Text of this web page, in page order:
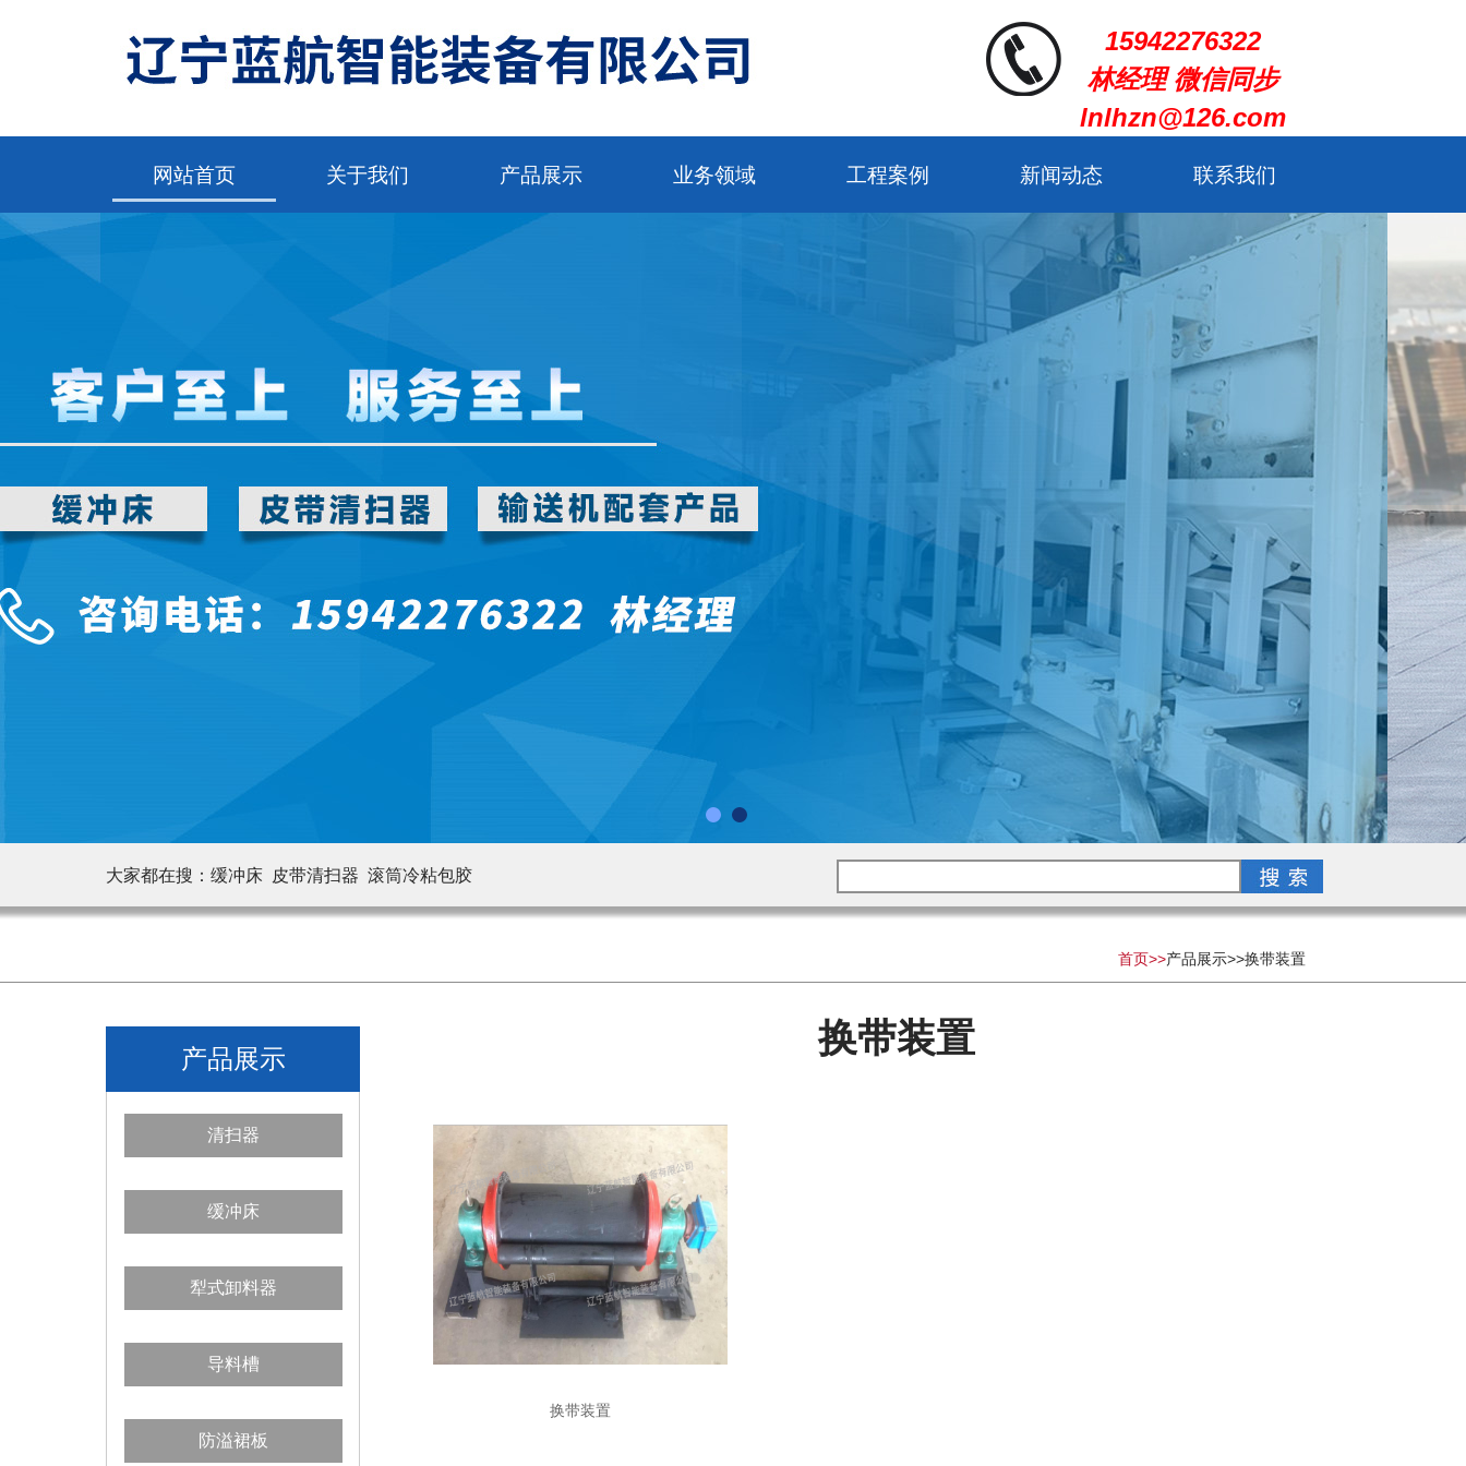
15942276322
林经理 微信同步
lnlhzn@126.com
网站首页 关于我们 产品展示 业务领域 工程案例 新闻动态 联系我们
大家都在搜： 缓冲床 皮带清扫器 滚筒冷粘包胶
首页>>产品展示>>换带装置
产品展示
清扫器
缓冲床
犁式卸料器
导料槽
防溢裙板
换带装置
换带装置